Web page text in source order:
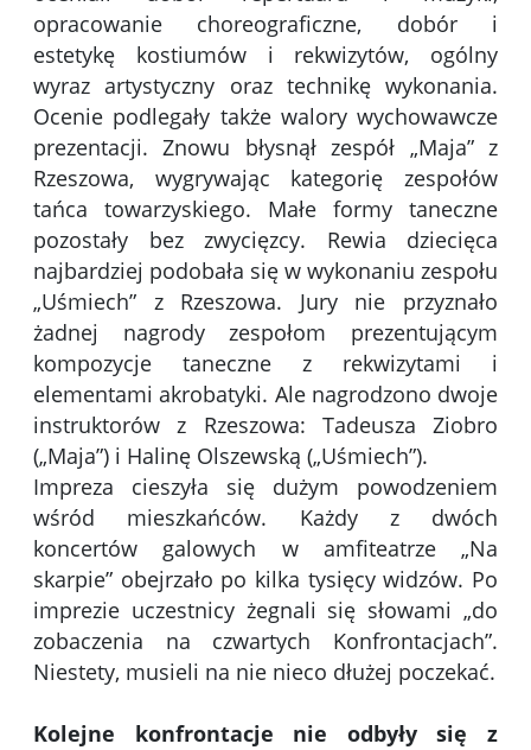
opracowanie choreograficzne, dobór i
estetykę kostiumów i rekwizytów, ogólny
wyraz artystyczny oraz technikę wykonania.
Ocenie podlegały także walory wychowawcze
prezentacji. Znowu błysnął zespół „Maja” z
Rzeszowa, wygrywając kategorię zespołów
tańca towarzyskiego. Małe formy taneczne
pozostały bez zwycięzcy. Rewia dziecięca
najbardziej podobała się w wykonaniu zespołu
„Uśmiech” z Rzeszowa. Jury nie przyznało
żadnej nagrody zespołom prezentującym
kompozycje taneczne z rekwizytami i
elementami akrobatyki. Ale nagrodzono dwoje
instruktorów z Rzeszowa: Tadeusza Ziobro
(„Maja”) i Halinę Olszewską („Uśmiech”).
Impreza cieszyła się dużym powodzeniem
wśród mieszkańców. Każdy z dwóch
koncertów galowych w amfiteatrze „Na
skarpie” obejrzało po kilka tysięcy widzów. Po
imprezie uczestnicy żegnali się słowami „do
zobaczenia na czwartych Konfrontacjach”.
Niestety, musieli na nie nieco dłużej poczekać.
Kolejne konfrontacje nie odbyły się z